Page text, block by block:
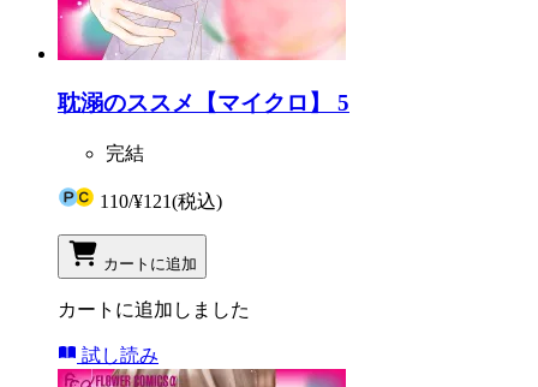
耽溺のススメ【マイクロ】 5
完結
110/¥121(税込)
カートに追加
カートに追加しました
試し読み